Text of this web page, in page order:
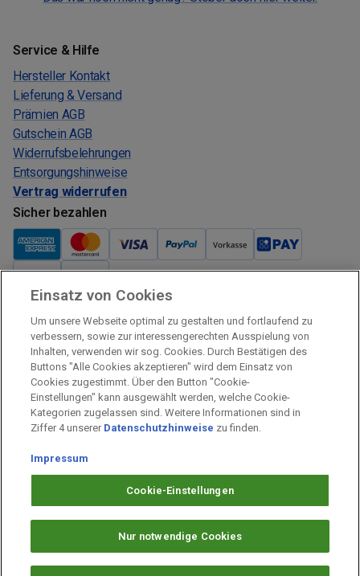
Service & Hilfe
Hersteller Kontakt
Lieferung & Versand
Prämien AGB
Gutschein AGB
Widerrufsbelehrungen
Entsorgungshinweise
Vertrag widerrufen
Sicher bezahlen
Verkauf und Versand
Kostenloser Versand:
Verkauf und Versand durch:
Verkauf Gutscheine durch:
Sicher einkaufen
Prämien Impressum
Prämien Datenschutz
Cookie-Einstellungen
Einsatz von Cookies
Um unsere Webseite optimal zu gestalten und fortlaufend zu
verbessern, sowie zur interessengerechten Ausspielung von
Inhalten, verwenden wir sog. Cookies. Durch Bestätigen des
Buttons "Alle Cookies akzeptieren" wird dem Einsatz von
Cookies zugestimmt. Über den Button "Cookie-
Einstellungen" kann ausgewählt werden, welche Cookie-
Kategorien zugelassen sind. Weitere Informationen sind in
Ziffer 4 unserer Datenschutzhinweise zu finden.
Impressum
Cookie-Einstellungen
Nur notwendige Cookies